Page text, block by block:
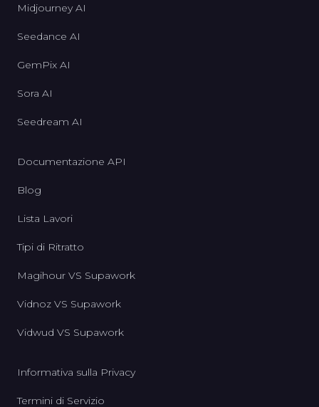
Midjourney AI
Seedance AI
GemPix AI
Sora AI
Seedream AI
Documentazione API
Blog
Lista Lavori
Tipi di Ritratto
Magihour VS Supawork
Vidnoz VS Supawork
Vidwud VS Supawork
Informativa sulla Privacy
Termini di Servizio